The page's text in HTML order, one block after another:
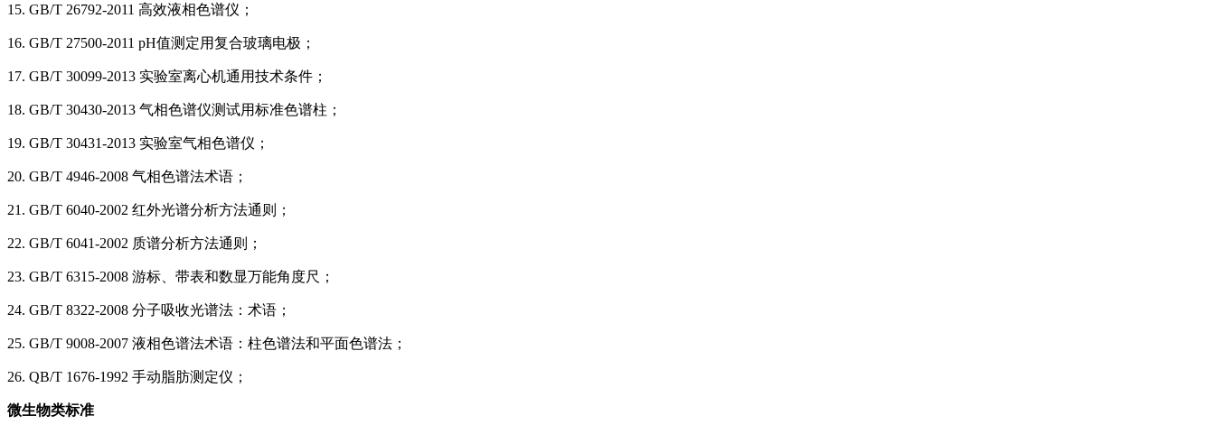
15. GB/T 26792-2011 高效液相色谱仪；
16. GB/T 27500-2011 pH值测定用复合玻璃电极；
17. GB/T 30099-2013 实验室离心机通用技术条件；
18. GB/T 30430-2013 气相色谱仪测试用标准色谱柱；
19. GB/T 30431-2013 实验室气相色谱仪；
20. GB/T 4946-2008 气相色谱法术语；
21. GB/T 6040-2002 红外光谱分析方法通则；
22. GB/T 6041-2002 质谱分析方法通则；
23. GB/T 6315-2008 游标、带表和数显万能角度尺；
24. GB/T 8322-2008 分子吸收光谱法：术语；
25. GB/T 9008-2007 液相色谱法术语：柱色谱法和平面色谱法；
26. QB/T 1676-1992 手动脂肪测定仪；
微生物类标准